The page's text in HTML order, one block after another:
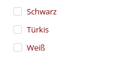
Schwarz
Türkis
Weiß